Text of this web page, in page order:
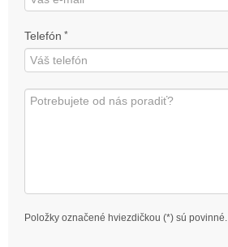
Telefón *
Položky označené hviezdičkou (*) sú povinné.